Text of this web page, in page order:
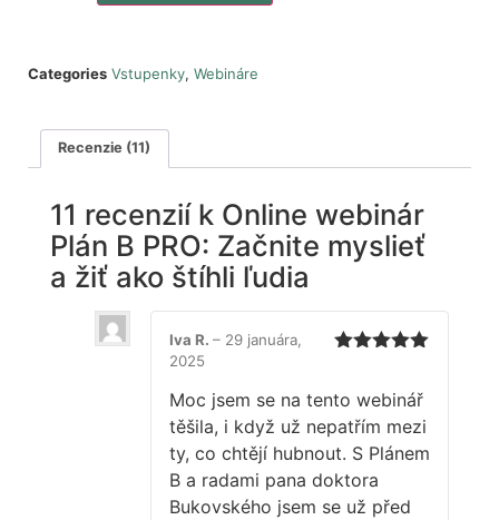
Categories Vstupenky, Webináre
Recenzie (11)
11 recenzií k Online webinár
Plán B PRO: Začnite myslieť
a žiť ako štíhli ľudia
Iva R. – 29 januára,
2025
Moc jsem se na tento webinář
těšila, i když už nepatřím mezi
ty, co chtějí hubnout. S Plánem
B a radami pana doktora
Bukovského jsem se už před